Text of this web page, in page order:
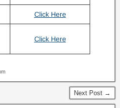
Click Here
Click Here
Next Post →